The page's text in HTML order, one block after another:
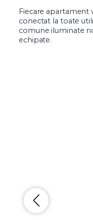
Fiecare apartament
conectat la toate
comune iluminate
echipate.